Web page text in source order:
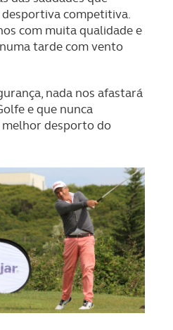
competitiva.
com muita qualidade e
tarde com vento
nada nos afastará
e que nunca
desporto do